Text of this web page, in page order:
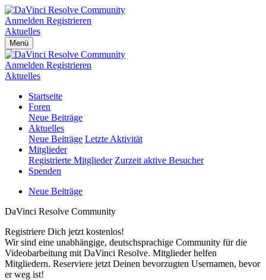
Anmelden Registrieren
Aktuelles
Menü
Anmelden Registrieren
Aktuelles
Startseite
Foren
Neue Beiträge
Aktuelles
Neue Beiträge Letzte Aktivität
Mitglieder
Registrierte Mitglieder Zurzeit aktive Besucher
Spenden
Neue Beiträge
DaVinci Resolve Community
Registriere Dich jetzt kostenlos!
Wir sind eine unabhängige, deutschsprachige Community für die
Videobarbeitung mit DaVinci Resolve. Mitglieder helfen
Mitgliedern. Reserviere jetzt Deinen bevorzugten Usernamen, bevor
er weg ist!